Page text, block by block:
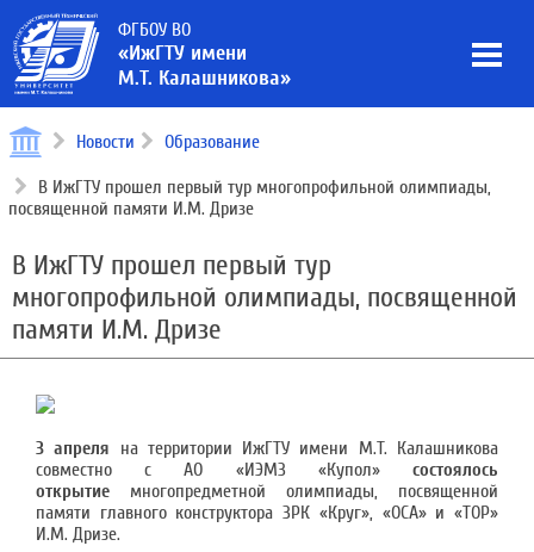
ФГБОУ ВО
«ИжГТУ имени
М.Т. Калашникова»
Новости Образование
В ИжГТУ прошел первый тур многопрофильной олимпиады,
посвященной памяти И.М. Дризе
В ИжГТУ прошел первый тур
многопрофильной олимпиады, посвященной
памяти И.М. Дризе
3 апреля на территории ИжГТУ имени М.Т. Калашникова
совместно с АО «ИЭМЗ «Купол» состоялось
открытие многопредметной олимпиады, посвященной
памяти главного конструктора ЗРК «Круг», «ОСА» и «ТОР»
И.М. Дризе.